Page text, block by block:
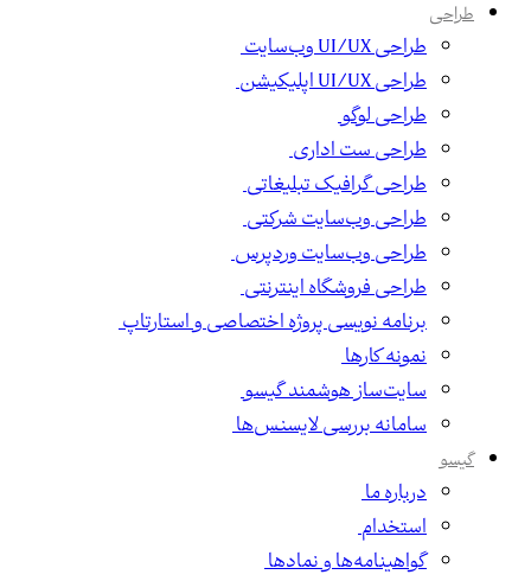
طراحی
طراحی UI/UX وب‌سایت
طراحی UI/UX اپلیکیشن
طراحی لوگو
طراحی ست اداری
طراحی گرافیک تبلیغاتی
طراحی وب‌سایت شرکتی
طراحی وب‌سایت وردپرس
طراحی فروشگاه اینترنتی
برنامه نویسی پروژه اختصاصی و استارتاپ
نمونه کارها
سایت‌ساز هوشمند گیسو
سامانه بررسی لایسنس‌ها
گیسو
درباره ما
استخدام
گواهینامه‌ها و نمادها